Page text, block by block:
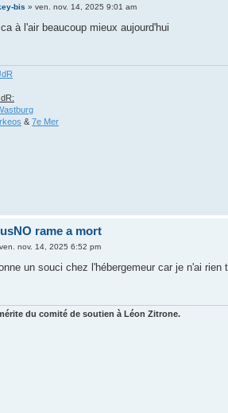
bis » ven. nov. 14, 2025 9:01 am
à l'air beaucoup mieux aujourd'hui
& 7e Mer
rame a mort
ven. nov. 14, 2025 6:52 pm
un souci chez l'hébergemeur car je n'ai rien
du comité de soutien à Léon Zitrone.